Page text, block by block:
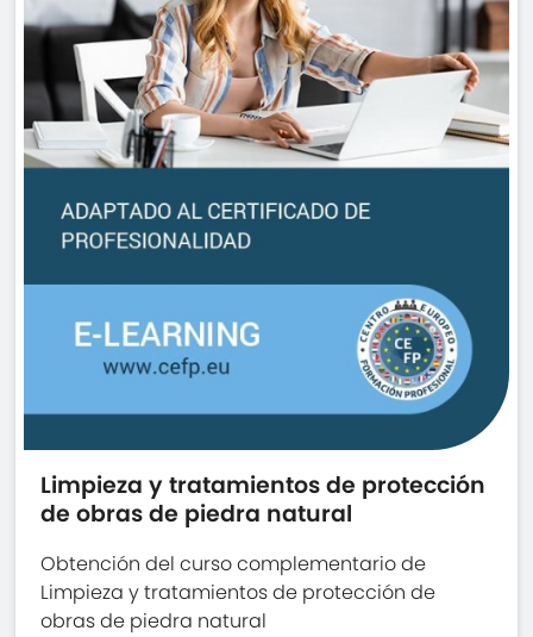
Limpieza y tratamientos de protección
de obras de piedra natural
Obtención del curso complementario de
Limpieza y tratamientos de protección de
obras de piedra natural